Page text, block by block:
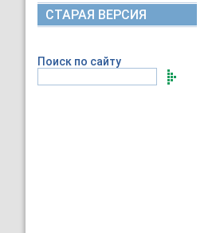
СТАРАЯ ВЕРСИЯ
Поиск по сайту